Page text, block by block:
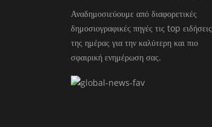
Αναδημοσιεύουμε από διαφορετικές
δημοσιογραφικές πηγές τις top ειδήσεις
της ημέρας για την καλύτερη και πιο
σφαιρική ενημέρωση σας.